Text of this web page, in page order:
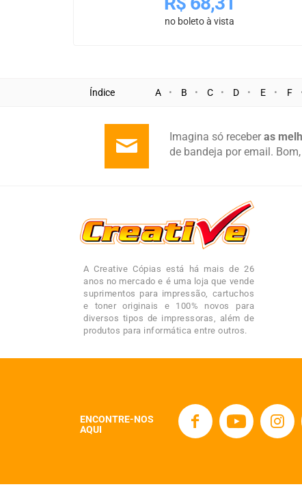
no boleto à vista
Índice A B C D E F
Imagina só receberas
de bandeja por email. Bom,
A Creative Cópias está há mais de 26
anos no mercado e é uma loja que vende
suprimentos para impressão, cartuchos
e toner originais e 100% novos para
diversos tipos de impressoras, além de
produtos para informática entre outros.
ENCONTRE-NOS
AQUI